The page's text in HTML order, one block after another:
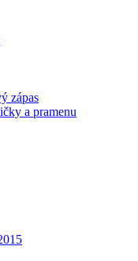
zápas
a pramenu